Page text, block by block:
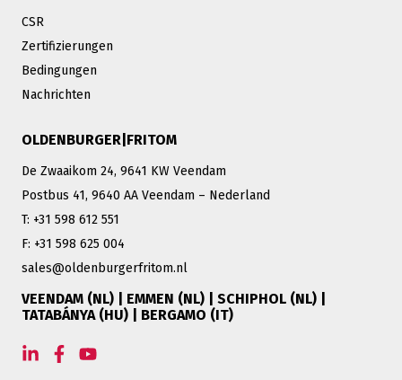
CSR
Zertifizierungen
Bedingungen
Nachrichten
OLDENBURGER|FRITOM
De Zwaaikom 24, 9641 KW Veendam
Postbus 41, 9640 AA Veendam – Nederland
T: +31 598 612 551
F: +31 598 625 004
sales@oldenburgerfritom.nl
VEENDAM (NL) | EMMEN (NL) | SCHIPHOL (NL) |
TATABÁNYA (HU) | BERGAMO (IT)